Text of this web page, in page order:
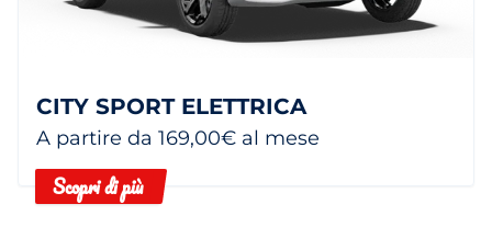
CITY SPORT ELETTRICA
A partire da 169,00€ al mese
Scopri di più